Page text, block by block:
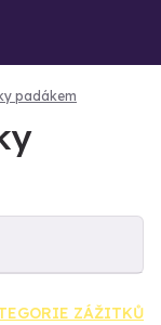
padákem
ZÁŽITKŮ